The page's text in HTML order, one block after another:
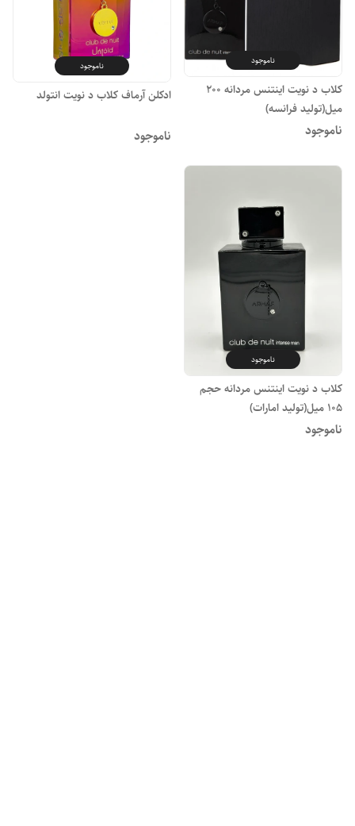
ناموجود
کلاب د نویت اینتنس مردانه 200
میل(تولید فرانسه)
ناموجود
ناموجود
ادکلن آرماف کلاب د نویت انتولد
ناموجود
ناموجود
کلاب د نویت اینتنس مردانه حجم
۱۰۵ میل(تولید امارات)
ناموجود